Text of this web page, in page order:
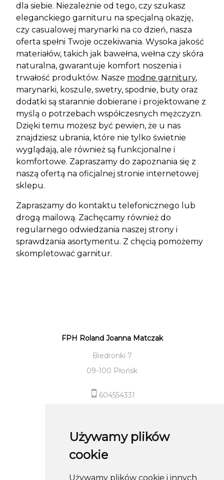
Używamy plików
cookie
Używamy plików cookie i innych
dla siebie. Niezależnie od tego, czy szukasz
eleganckiego garnituru na specjalną okazję,
czy casualowej marynarki na co dzień, nasza
oferta spełni Twoje oczekiwania. Wysoka jakość
materiałów, takich jak bawełna, wełna czy skóra
naturalna, gwarantuje komfort noszenia i
trwałość produktów. Nasze modne garnitury,
marynarki, koszule, swetry, spodnie, buty oraz
dodatki są starannie dobierane i projektowane z
myślą o potrzebach współczesnych mężczyzn.
Dzięki temu możesz być pewien, że u nas
znajdziesz ubrania, które nie tylko świetnie
wyglądają, ale również są funkcjonalne i
komfortowe. Zapraszamy do zapoznania się z
naszą ofertą na oficjalnej stronie internetowej
sklepu.
Zapraszamy do kontaktu telefonicznego lub
drogą mailową. Zachęcamy również do
regularnego odwiedzania naszej strony i
sprawdzania asortymentu. Z chęcią pomożemy
skompletować garnitur.
FPH Roland Joanna Matczak
Biedronki 7
09-100 Płońsk
604554331
Informacje
Pomoc